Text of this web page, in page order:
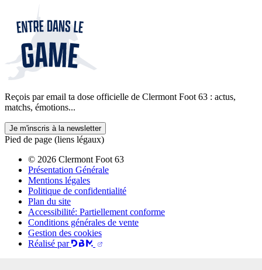
Reçois par email ta dose officielle de Clermont Foot 63 : actus,
matchs, émotions...
Je m'inscris à la newsletter
Pied de page (liens légaux)
© 2026 Clermont Foot 63
Présentation Générale
Mentions légales
Politique de confidentialité
Plan du site
Accessibilité: Partiellement conforme
Conditions générales de vente
Gestion des cookies
Réalisé par